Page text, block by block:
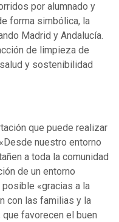
por alumnado y
forma simbólica, la
Madrid y Andalucía.
de limpieza de
y sostenibilidad
que puede realizar
nuestro entorno
a toda la comunidad
de un entorno
«gracias a la
con las familias y la
favorecen el buen